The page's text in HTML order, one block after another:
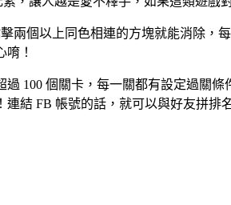
兩個以上同色相連的方塊就能消除，
！
100 個關卡，每一關都有設定過關
結 FB 帳號的話，就可以與好友拼排